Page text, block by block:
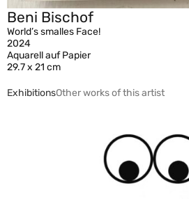
Beni Bischof
World’s smalles Face!
2024
Aquarell auf Papier
29.7 x 21 cm
ExhibitionsOther works of this artist